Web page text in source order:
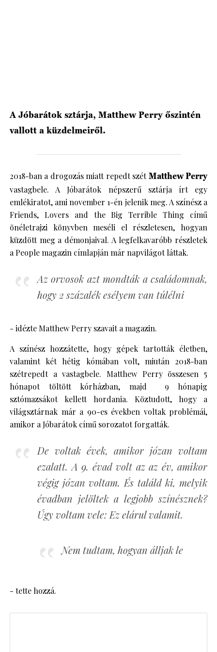
A Jóbarátok sztárja, Matthew Perry őszintén
vallott a küzdelmeiről.
2018-ban a drogozás miatt repedt szétMatthew Perry
vastagbele. A Jóbarátok népszerű sztárja írt egy
emlékiratot, ami november 1-én jelenik meg. A színész a
Friends, Lovers and the Big Terrible Thing című
önéletrajzi könyvben meséli el részletesen, hogyan
küzdött meg a démonjaival. A legfelkavaróbb részletek
a People magazin címlapján már napvilágot láttak.
Az orvosok azt mondták a családomnak,
hogy 2 százalék esélyem van túlélni
- idézte Matthew Perry szavait a magazin.
A színész hozzátette, hogy gépek tartották életben,
valamint két hétig kómában volt, miután 2018-ban
szétrepedt a vastagbele. Matthew Perry összesen 5
hónapot töltött kórházban, majd 9 hónapig
sztómazsákot kellett hordania. Köztudott, hogy a
világsztárnak már a 90-es években voltak problémái,
amikor a Jóbarátok című sorozatot forgatták.
De voltak évek, amikor józan voltam
ezalatt. A 9. évad volt az az év, amikor
végig józan voltam. És találd ki, melyik
évadban jelöltek a legjobb színésznek?
Úgy voltam vele: Ez elárul valamit.
Nem tudtam, hogyan álljak le
- tette hozzá.